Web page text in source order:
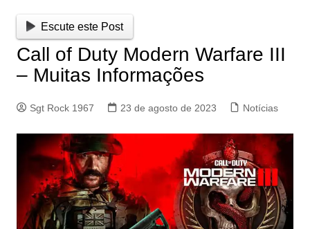
Escute este Post
Call of Duty Modern Warfare III
– Muitas Informações
Sgt Rock 1967 23 de agosto de 2023 Notícias